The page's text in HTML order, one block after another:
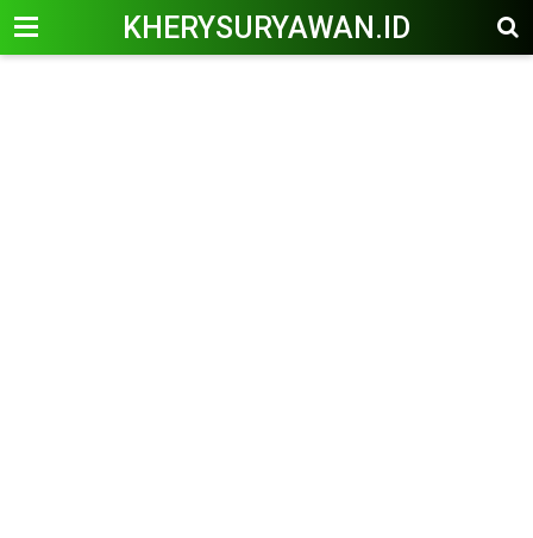
KHERYSURYAWAN.ID